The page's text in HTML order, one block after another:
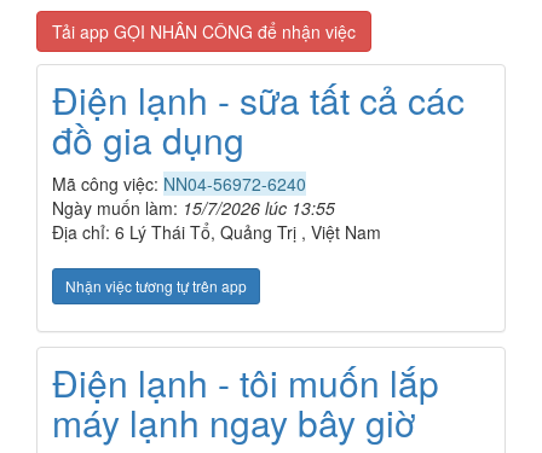
Tải app GỌI NHÂN CÔNG để nhận việc
Điện lạnh - sữa tất cả các
đồ gia dụng
Mã công việc: NN04-56972-6240
Ngày muốn làm: 15/7/2026 lúc 13:55
Địa chỉ: 6 Lý Thái Tổ, Quảng Trị , Việt Nam
Nhận việc tương tự trên app
Điện lạnh - tôi muốn lắp
máy lạnh ngay bây giờ